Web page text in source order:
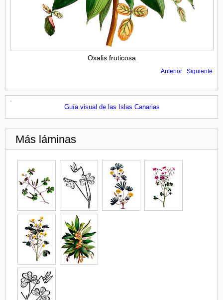
Oxalis fruticosa
Anterior Siguiente
Guía visual de las Islas Canarias
Más láminas